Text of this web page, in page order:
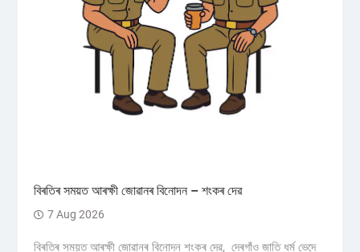
বিৰতিৰ সময়ত আৰক্ষী জোৱানৰ বিনোদন – শংকৰ দেৱ
7 Aug 2026
বিৰতিৰ সময়ত আৰক্ষী জোৱানৰ বিনোদন শংকৰ দেৱ, দেৰগাঁও জাতি ধৰ্ম ভেদে